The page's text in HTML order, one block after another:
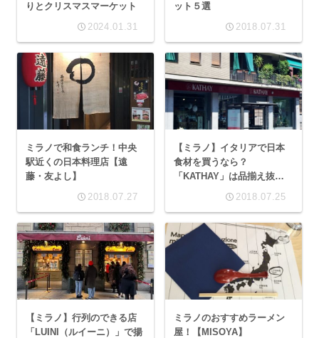
りとクリスマスマーケット
2024.01.31
ット５選
2018.07.31
ミラノで和食ランチ！中央
駅近くの日本料理店【遠
藤・友よし】
2018.07.27
【ミラノ】イタリアで日本
食材を買うなら？
「KATHAY」は品揃え抜
2018.07.25
【ミラノ】行列のできる店
「LUINI（ルイーニ）」で揚
ミラノのおすすめラーメン
屋！【MISOYA】